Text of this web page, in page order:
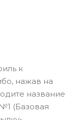
к
нажав на
название
(Базовая